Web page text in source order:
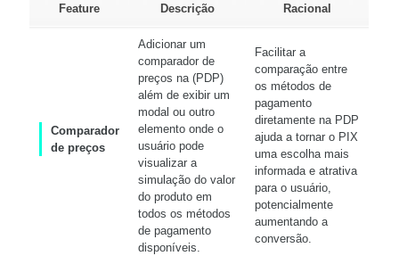
Feature Descrição Racional
Comparador
de preços
Adicionar um
comparador de
preços na (PDP)
além de exibir um
modal ou outro
elemento onde o
usuário pode
visualizar a
simulação do valor
do produto em
todos os métodos
de pagamento
disponíveis.
Facilitar a
comparação entre
os métodos de
pagamento
diretamente na PDP
ajuda a tornar o PIX
uma escolha mais
informada e atrativa
para o usuário,
potencialmente
aumentando a
conversão.